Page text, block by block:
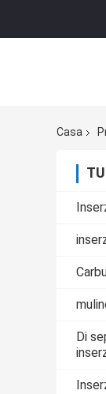
Casa
Di